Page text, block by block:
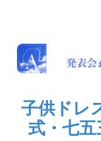
子供ドレ
式・七